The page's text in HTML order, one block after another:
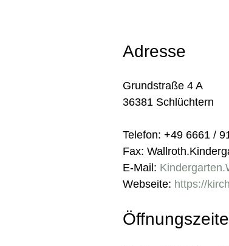
Adresse
Grundstraße 4 A
36381 Schlüchtern
Telefon: +49 6661 /
Fax:
E-Mail:
Webseite: https://